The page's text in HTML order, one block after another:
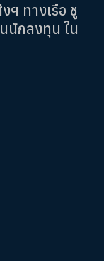
ฯ ทางเรือ ชู
นักลงทุน ใน